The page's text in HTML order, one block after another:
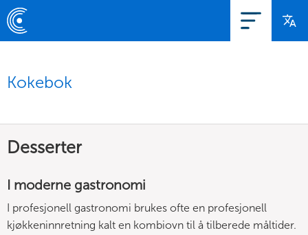
Kokebok
Desserter
I moderne gastronomi
I profesjonell gastronomi brukes ofte en profesjonell
kjøkkeninnretning kalt en kombiovn til å tilberede måltider.